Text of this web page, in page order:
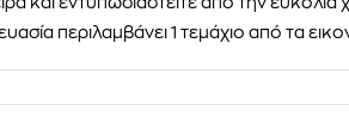
περιλαμβάνει 1 τεμάχιο από τα